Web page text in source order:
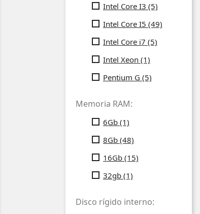
Intel Core I3 (5)
Intel Core I5 (49)
Intel Core i7 (5)
Intel Xeon (1)
Pentium G (5)
Memoria RAM:
6Gb (1)
8Gb (48)
16Gb (15)
32gb (1)
Disco rígido interno: